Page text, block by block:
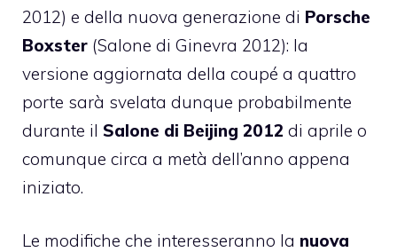
2012) e della nuova generazione di Porsche
Boxster (Salone di Ginevra 2012): la
versione aggiornata della coupé a quattro
porte sarà svelata dunque probabilmente
durante il Salone di Beijing 2012 di aprile o
comunque circa a metà dell’anno appena
iniziato.
Le modifiche che interesseranno la nuova